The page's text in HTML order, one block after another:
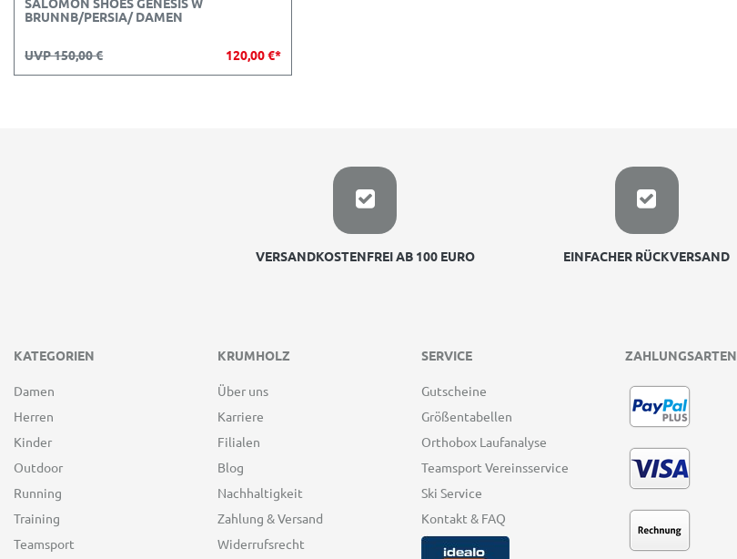
BRUNNB/PERSIA/ DAMEN
UVP 150,00 € 120,00 €*
VERSANDKOSTENFREI AB 100 EURO EINFACHER RÜCKVERSAND
KATEGORIEN
Damen
Herren
Kinder
Outdoor
Running
Training
Teamsport
KRUMHOLZ
Über uns
Karriere
Filialen
Blog
Nachhaltigkeit
Zahlung & Versand
Widerrufsrecht
SERVICE
Gutscheine
Größentabellen
Orthobox Laufanalyse
Teamsport Vereinsservice
Ski Service
Kontakt & FAQ
ZAHLUNGSARTEN